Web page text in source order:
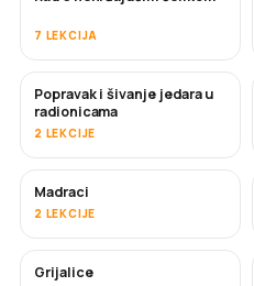
7 LEKCIJA
USKORO
Popravak i šivanje jedara u
radionicama
2 LEKCIJE
Madraci
2 LEKCIJE
USKORO
Grijalice